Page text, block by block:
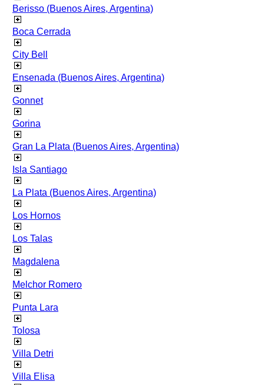
Berisso (Buenos Aires, Argentina)
Boca Cerrada
City Bell
Ensenada (Buenos Aires, Argentina)
Gonnet
Gorina
Gran La Plata (Buenos Aires, Argentina)
Isla Santiago
La Plata (Buenos Aires, Argentina)
Los Hornos
Los Talas
Magdalena
Melchor Romero
Punta Lara
Tolosa
Villa Detri
Villa Elisa